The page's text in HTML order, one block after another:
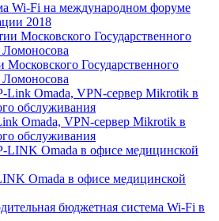
Wi-Fi на международном форуме
2018
Государственного
Omada, VPN-сервер Mikrotik в
обслуживания
Omada в офисе медицинской